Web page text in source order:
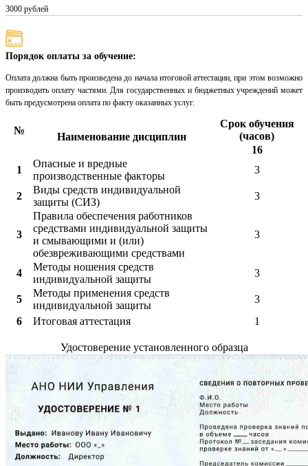
3000 рублей
Порядок оплаты за обучение:
Оплата должна быть произведена до начала итоговой аттестации, при этом возможно
производить оплату частями. Для государственных и бюджетных учреждений может
быть предусмотрена оплата по факту оказанных услуг.
№
Наименование дисциплин
Срок обучения
(часов)
16
1
Опасные и вредные
производственные факторы
3
2
Виды средств индивидуальной
защиты (СИЗ)
3
3
Правила обеспечения работников
средствами индивидуальной защиты
и смывающими и (или)
обезвреживающими средствами
3
4
Методы ношения средств
индивидуальной защиты
3
5
Методы применения средств
индивидуальной защиты
3
6
Итоговая аттестация 1
Удостоверение установленного образца